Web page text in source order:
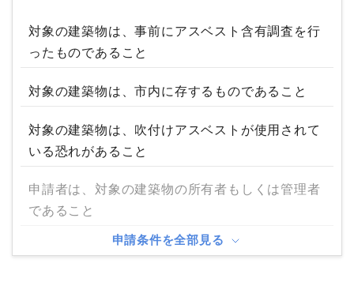
対象の建築物は、事前にアスベスト含有調査を行
ったものであること
対象の建築物は、市内に存するものであること
対象の建築物は、吹付けアスベストが使用されて
いる恐れがあること
申請者は、対象の建築物の所有者もしくは管理者
であること
申請条件を全部見る